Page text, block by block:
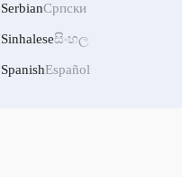
SerbianСрпски
Sinhaleseසිංහල
SpanishEspañol